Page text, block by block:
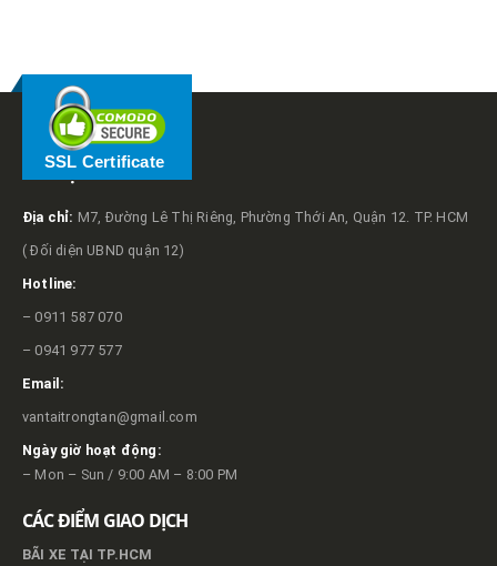
SSL Certificate
VỀ TRỌNG TẤN
Địa chỉ: M7, Đường Lê Thị Riêng, Phường Thới An, Quận 12. TP. HCM
( Đối diện UBND quận 12)
Hotline:
– 0911 587 070
– 0941 977 577
Email:
vantaitrongtan@gmail.com
Ngày giờ hoạt động:
– Mon – Sun / 9:00 AM – 8:00 PM
CÁC ĐIỂM GIAO DỊCH
BÃI XE TẠI TP.HCM